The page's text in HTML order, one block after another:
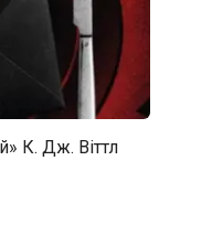
К. Дж. Віттл